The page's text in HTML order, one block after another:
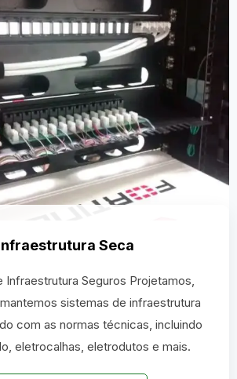
Seca
Infraestrutura Seguros Projetamos,
sistemas de infraestrutura
com as normas técnicas, incluindo
eletrocalhas, eletrodutos e mais.